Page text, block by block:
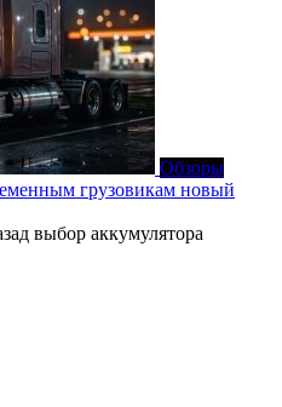
Обзоры
грузовикам новый
выбор аккумулятора